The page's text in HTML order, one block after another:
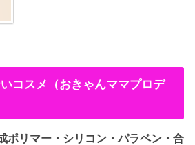
コスメ（おきゃんママプロデ
ポリマー・シリコン・パラベン・合